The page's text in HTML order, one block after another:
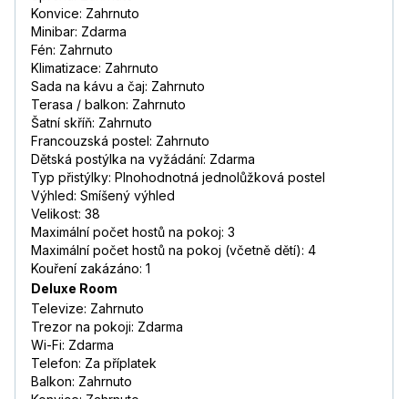
Konvice: Zahrnuto
Minibar: Zdarma
Fén: Zahrnuto
Klimatizace: Zahrnuto
Sada na kávu a čaj: Zahrnuto
Terasa / balkon: Zahrnuto
Šatní skříň: Zahrnuto
Francouzská postel: Zahrnuto
Dětská postýlka na vyžádání: Zdarma
Typ přistýlky: Plnohodnotná jednolůžková postel
Výhled: Smíšený výhled
Velikost: 38
Maximální počet hostů na pokoj: 3
Maximální počet hostů na pokoj (včetně dětí): 4
Kouření zakázáno: 1
Deluxe Room
Televize: Zahrnuto
Trezor na pokoji: Zdarma
Wi-Fi: Zdarma
Telefon: Za příplatek
Balkon: Zahrnuto